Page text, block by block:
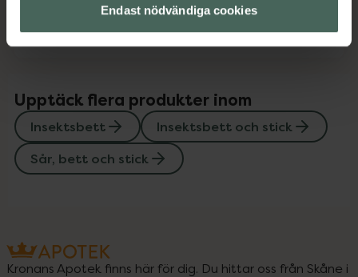
Endast nödvändiga cookies
Sår, bett och stick
Upptäck flera produkter inom
Insektsbett
Insektsbett och stick
Sår, bett och stick
Kronans Apotek finns här för dig. Du hittar oss från Skåne i